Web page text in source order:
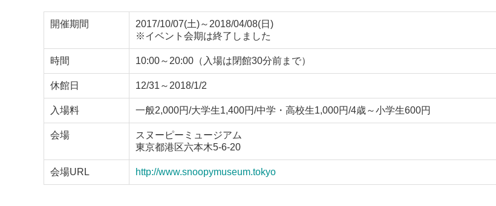
開催期間
2017/10/07(土)～2018/04/08(日)
※イベント会期は終了しました
時間 10:00～20:00（入場は閉館30分前まで）
休館日 12/31～2018/1/2
入場料 一般2,000円/大学生1,400円/中学・高校生1,000円/4歳～小学生600円
会場
スヌーピーミュージアム
東京都港区六本木5-6-20
会場URL http://www.snoopymuseum.tokyo